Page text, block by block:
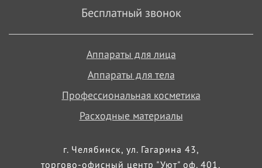
Бесплатный звонок
Аппараты для лица
Аппараты для тела
Профессиональная косметика
Расходные материалы
г. Челябинск, ул. Гагарина 43,
торгово-офисный центр "Уют" оф. 401,